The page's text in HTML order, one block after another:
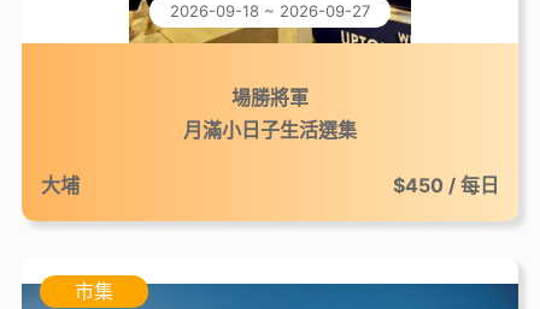
2026-09-18 ~ 2026-09-27
場勝將軍
月滿小日子生活選集
大埔 $450 / 每日
市集